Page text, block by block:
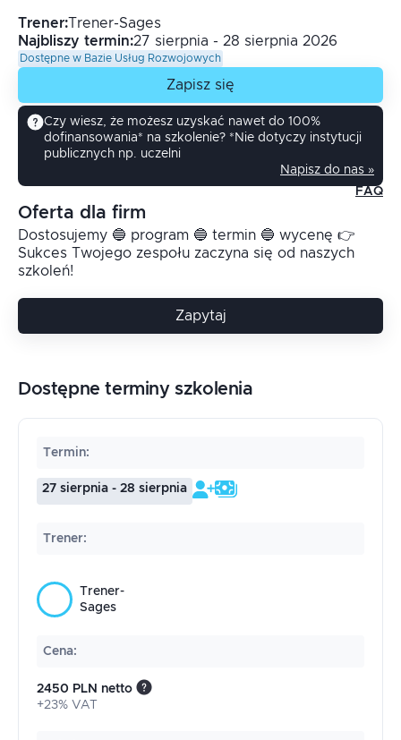
Trener:Trener-Sages
Najbliszy termin:27 sierpnia - 28 sierpnia 2026
Dostępne w Bazie Usług Rozwojowych
Zapisz się
Czy wiesz, że możesz uzyskać nawet do 100%
dofinansowania* na szkolenie? *Nie dotyczy instytucji
publicznych np. uczelni
Napisz do nas »
FAQ
Oferta dla firm
Dostosujemy 🔵 program 🔵 termin 🔵 wycenę 👉
Sukces Twojego zespołu zaczyna się od naszych
szkoleń!
Zapytaj
Dostępne terminy szkolenia
Termin:
27 sierpnia - 28 sierpnia
Trener:
Trener-
Sages
Cena:
2450 PLN netto
+23% VAT